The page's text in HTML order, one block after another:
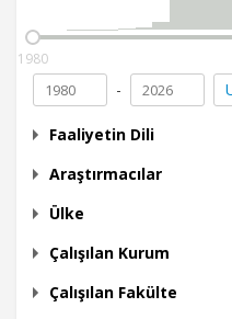
1980
-
Faaliyetin Dili
Araştırmacılar
Ülke
Çalışılan Kurum
Çalışılan Fakülte